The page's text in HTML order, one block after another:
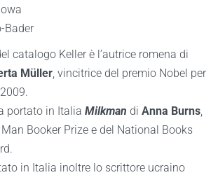
Bader
catalogo Keller è l’autrice romena di
Müller, vincitrice del premio Nobel per
portato in Italia Milkman di Anna Burns,
Booker Prize e del National Books
in Italia inoltre lo scrittore ucraino